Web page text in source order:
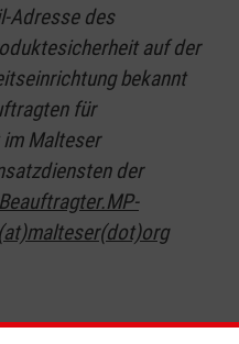
Adresse des
auf der
bekannt
für
Malteser
der
Beauftragter.MP-